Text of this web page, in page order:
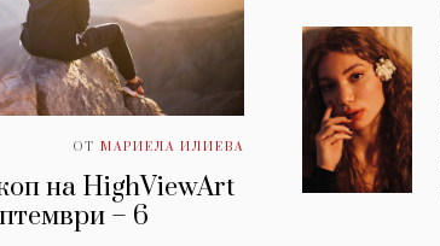
ОТ МАРИЕЛА ИЛИЕВА
на HighViewArt
– 6